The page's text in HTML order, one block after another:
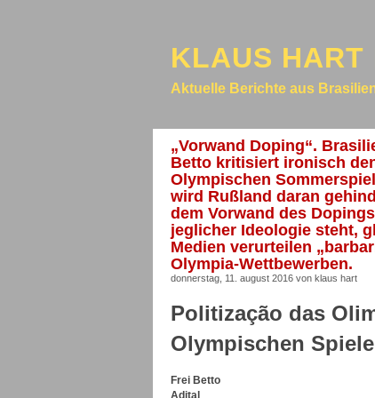
KLAUS HART
Aktuelle Berichte aus
„Vorwand Doping“.
Betto kritisiert ironisch
Olympischen
wird Rußland daran
dem Vorwand des
jeglicher Ideologie steht,
Medien verurteilen
Olympia-Wettbewerben.
donnerstag, 11. august 2016 von klaus hart
Politização das
Olympischen
Frei Betto
Adital